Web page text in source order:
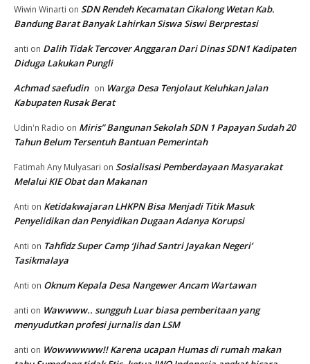
Wiwin Winarti on SDN Rendeh Kecamatan Cikalong Wetan Kab.
Bandung Barat Banyak Lahirkan Siswa Siswi Berprestasi
anti on Dalih Tidak Tercover Anggaran Dari Dinas SDN1 Kadipaten
Diduga Lakukan Pungli
Achmad saefudin on Warga Desa Tenjolaut Keluhkan Jalan
Kabupaten Rusak Berat
Udin'n Radio on Miris” Bangunan Sekolah SDN 1 Papayan Sudah 20
Tahun Belum Tersentuh Bantuan Pemerintah
Fatimah Any Mulyasari on Sosialisasi Pemberdayaan Masyarakat
Melalui KIE Obat dan Makanan
Anti on Ketidakwajaran LHKPN Bisa Menjadi Titik Masuk
Penyelidikan dan Penyidikan Dugaan Adanya Korupsi
Anti on Tahfidz Super Camp ‘Jihad Santri Jayakan Negeri’
Tasikmalaya
Anti on Oknum Kepala Desa Nangewer Ancam Wartawan
anti on Wawwww.. sungguh Luar biasa pemberitaan yang
menyudutkan profesi jurnalis dan LSM
anti on Wowwwwww!! Karena ucapan Humas di rumah makan